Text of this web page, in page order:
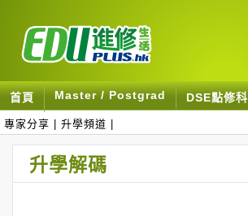
首頁 Master / Postgrad DSE點修科
專家分享 升學頻道
升學解碼